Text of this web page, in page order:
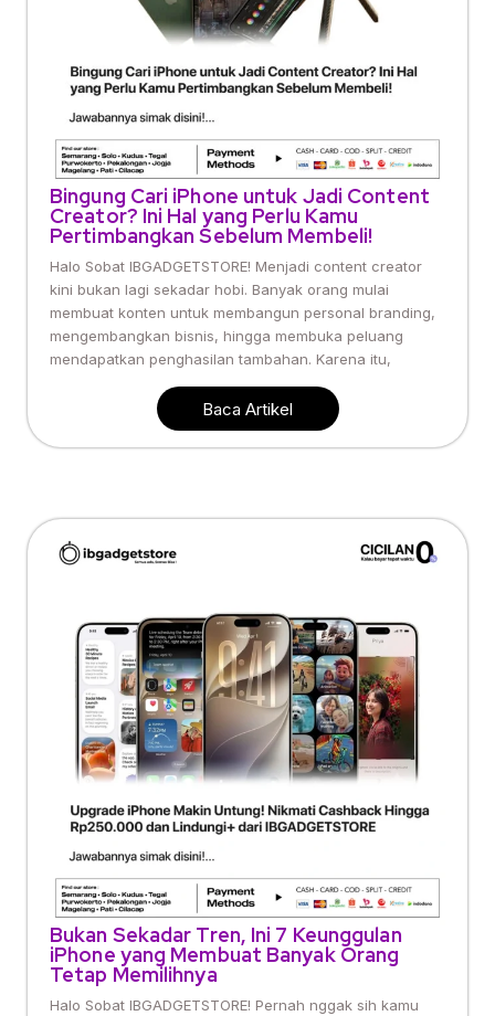
Bingung Cari iPhone untuk Jadi Content
Creator? Ini Hal yang Perlu Kamu
Pertimbangkan Sebelum Membeli!
Halo Sobat IBGADGETSTORE! Menjadi content creator
kini bukan lagi sekadar hobi. Banyak orang mulai
membuat konten untuk membangun personal branding,
mengembangkan bisnis, hingga membuka peluang
mendapatkan penghasilan tambahan. Karena itu,
Baca Artikel
Bukan Sekadar Tren, Ini 7 Keunggulan
iPhone yang Membuat Banyak Orang
Tetap Memilihnya
Halo Sobat IBGADGETSTORE! Pernah nggak sih kamu